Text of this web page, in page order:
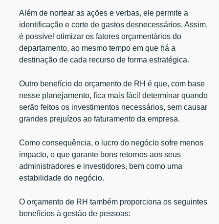
Além de nortear as ações e verbas, ele permite a
identificação e corte de gastos desnecessários. Assim,
é possível otimizar os fatores orçamentários do
departamento, ao mesmo tempo em que há a
destinação de cada recurso de forma estratégica.
Outro benefício do orçamento de RH é que, com base
nesse planejamento, fica mais fácil determinar quando
serão feitos os investimentos necessários, sem causar
grandes prejuízos ao faturamento da empresa.
Como consequência, o lucro do negócio sofre menos
impacto, o que garante bons retornos aos seus
administradores e investidores, bem como uma
estabilidade do negócio.
O orçamento de RH também proporciona os seguintes
benefícios à gestão de pessoas: